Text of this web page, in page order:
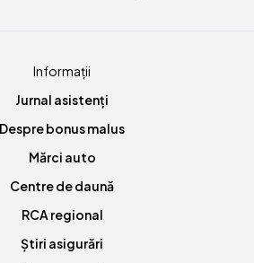
Informații
Jurnal asistenți
Despre bonus malus
Mărci auto
Centre de daună
RCA regional
Știri asigurări